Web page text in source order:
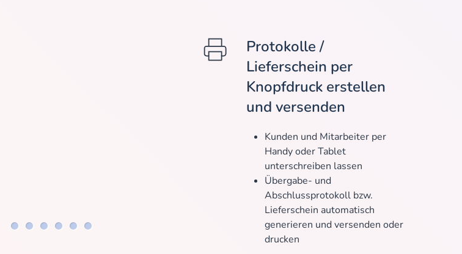
Protokolle /
Lieferschein per
Knopfdruck erstellen
und versenden
Kunden und Mitarbeiter per
Handy oder Tablet
unterschreiben lassen
Übergabe- und
Abschlussprotokoll bzw.
Lieferschein automatisch
generieren und versenden oder
drucken